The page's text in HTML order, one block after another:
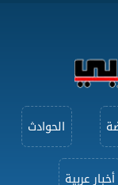
الحوادث
أخبار عربية